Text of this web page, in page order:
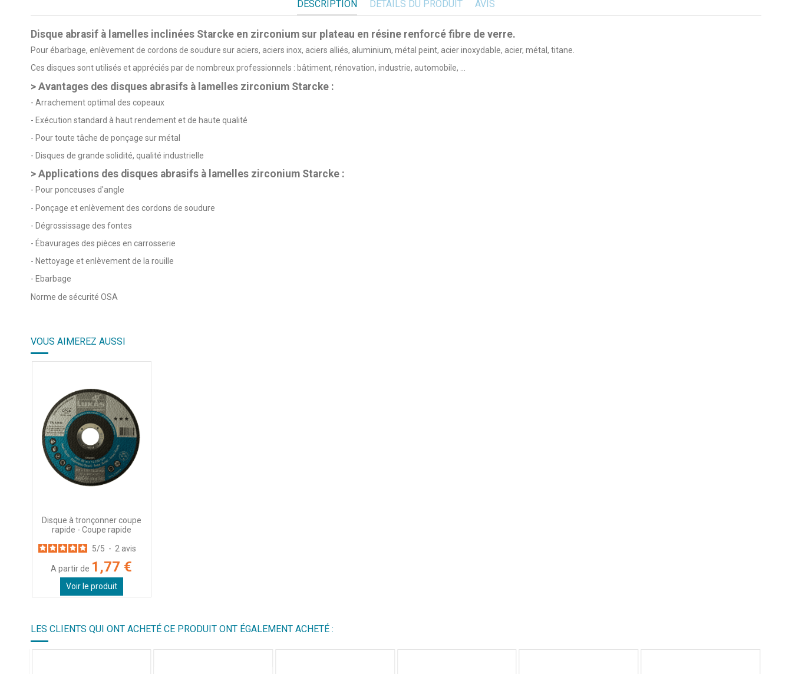
DESCRIPTION DÉTAILS DU PRODUIT AVIS
Disque abrasif à lamelles inclinées Starcke en zirconium sur plateau en résine renforcé fibre de verre.
Pour ébarbage, enlèvement de cordons de soudure sur aciers, aciers inox, aciers alliés, aluminium, métal peint, acier inoxydable, acier, métal, titane.
Ces disques sont utilisés et appréciés par de nombreux professionnels : bâtiment, rénovation, industrie, automobile, ...
> Avantages des disques abrasifs à lamelles zirconium Starcke :
- Arrachement optimal des copeaux
- Exécution standard à haut rendement et de haute qualité
- Pour toute tâche de ponçage sur métal
- Disques de grande solidité, qualité industrielle
> Applications des disques abrasifs à lamelles zirconium Starcke :
- Pour ponceuses d'angle
- Ponçage et enlèvement des cordons de soudure
- Dégrossissage des fontes
- Ébavurages des pièces en carrosserie
- Nettoyage et enlèvement de la rouille
- Ebarbage
Norme de sécurité OSA
VOUS AIMEREZ AUSSI
Disque à tronçonner coupe
rapide - Coupe rapide
5/5 - 2 avis
A partir de 1,77 €
Voir le produit
LES CLIENTS QUI ONT ACHETÉ CE PRODUIT ONT ÉGALEMENT ACHETÉ :